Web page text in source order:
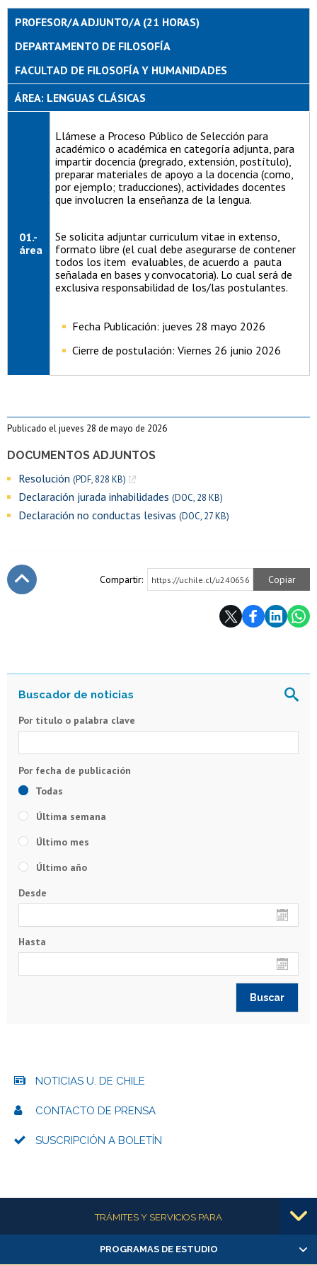
DOCUMENTOS ADJUNTOS
Resolución (PDF, 828 KB)
Declaración jurada inhabilidades (DOC, 28 KB)
Declaración no conductas lesivas (DOC, 27 KB)
PROFESOR/A ADJUNTO/A (21 HORAS)
DEPARTAMENTO DE FILOSOFÍA
FACULTAD DE FILOSOFÍA Y HUMANIDADES
ÁREA: LENGUAS CLÁSICAS
01.-
área
Llámese a Proceso Público de Selección para
académico o académica en categoría adjunta, para
impartir docencia (pregrado, extensión, postítulo),
preparar materiales de apoyo a la docencia (como,
por ejemplo; traducciones), actividades docentes
que involucren la enseñanza de la lengua.
Se solicita adjuntar curriculum vitae in extenso,
formato libre (el cual debe asegurarse de contener
todos los item evaluables, de acuerdo a pauta
señalada en bases y convocatoria). Lo cual será de
exclusiva responsabilidad de los/las postulantes.
Fecha Publicación: jueves 28 mayo 2026
Cierre de postulación: Viernes 26 junio 2026
Publicado el jueves 28 de mayo de 2026
Compartir: https://uchile.cl/u240656 Copiar
Por título o palabra clave
Todas
Última semana
Último mes
Último año
Desde
Hasta
NOTICIAS U. DE CHILE
CONTACTO DE PRENSA
SUSCRIPCIÓN A BOLETÍN
Más informaciónTRÁMITES Y SERVICIOS PARA
Alumnas/os y exalumnas/os
PROGRAMAS DE ESTUDIO